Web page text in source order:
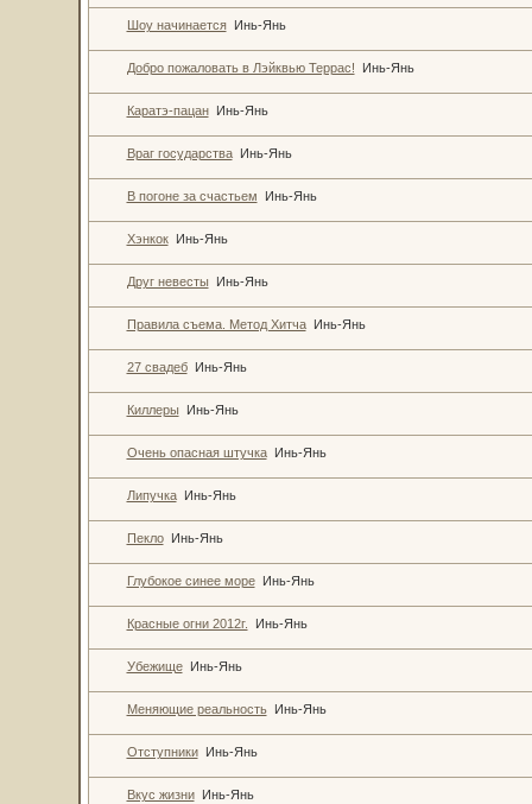
Шоу начинается Инь-Янь
Добро пожаловать в Лэйквью Террас! Инь-Янь
Каратэ-пацан Инь-Янь
Враг государства Инь-Янь
В погоне за счастьем Инь-Янь
Хэнкок Инь-Янь
Друг невесты Инь-Янь
Правила съема. Метод Хитча Инь-Янь
27 свадеб Инь-Янь
Киллеры Инь-Янь
Очень опасная штучка Инь-Янь
Липучка Инь-Янь
Пекло Инь-Янь
Глубокое синее море Инь-Янь
Красные огни 2012г. Инь-Янь
Убежище Инь-Янь
Меняющие реальность Инь-Янь
Отступники Инь-Янь
Вкус жизни Инь-Янь